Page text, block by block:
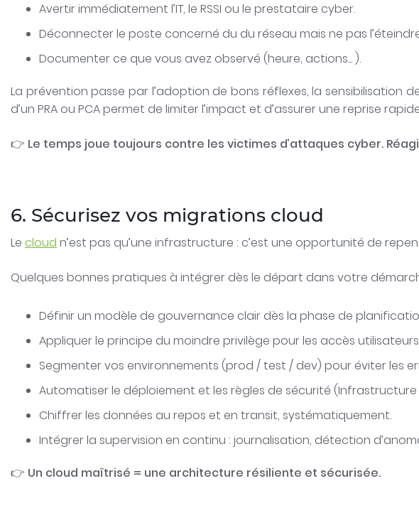
Avertir immédiatement l’IT, le RSSI ou le prestataire cyber.
Déconnecter le poste concerné du du réseau mais ne pas
Documenter ce que vous avez observé (heure, actions... ).
La prévention passe par l’adoption de bons réflexes, la sensibilisation
d’un PRA ou PCA permet de limiter l’impact et d’assurer une reprise
👉 Le temps joue toujours contre les victimes d’attaques cyber.
6. Sécurisez vos migrations cloud
Le cloud n’est pas qu’une infrastructure : c’est une opportunité de
Quelques bonnes pratiques à intégrer dès le départ dans votre
Définir un modèle de gouvernance clair dès la phase de
Appliquer le principe du moindre privilège pour les accès
Segmenter vos environnements (prod / test / dev) pour éviter les
Automatiser le déploiement et les règles de sécurité
Chiffrer les données au repos et en transit, systématiquement.
Intégrer la supervision en continu : journalisation, détection
👉 Un cloud maîtrisé = une architecture résiliente et sécurisée.